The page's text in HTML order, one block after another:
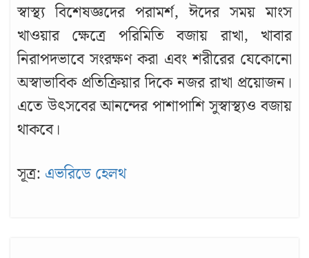
স্বাস্থ্য বিশেষজ্ঞদের পরামর্শ, ঈদের সময় মাংস
খাওয়ার ক্ষেত্রে পরিমিতি বজায় রাখা, খাবার
নিরাপদভাবে সংরক্ষণ করা এবং শরীরের যেকোনো
অস্বাভাবিক প্রতিক্রিয়ার দিকে নজর রাখা প্রয়োজন।
এতে উৎসবের আনন্দের পাশাপাশি সুস্বাস্থ্যও বজায়
থাকবে।
সূত্র: এভরিডে হেলথ